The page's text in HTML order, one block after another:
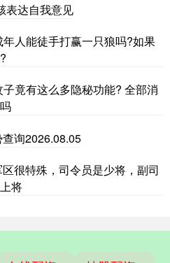
表达自我意见
人能徒手打赢一只狼吗?如果
竟有这么多隐秘功能? 全部消
询2026.08.05
很特殊，司令员是少将，副司
将